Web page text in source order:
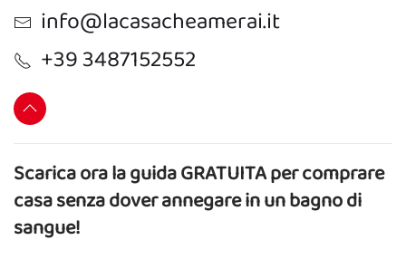
info@lacasacheamerai.it
+39 3487152552
Scarica ora la guida GRATUITA per comprare
casa senza dover annegare in un bagno di
sangue!